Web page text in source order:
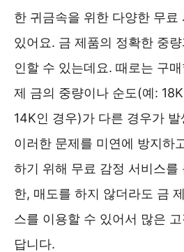
한 귀금속을 위한 다양한 무료
있어요. 금 제품의 정확한 중
인할 수 있는데요. 때로는 구
제 금의 중량이나 순도(예:
14K인 경우)가 다른 경우가
이러한 문제를 미연에 방지하
하기 위해 무료 감정 서비스를
한, 매도를 하지 않더라도 금
스를 이용할 수 있어서 많은
답니다.